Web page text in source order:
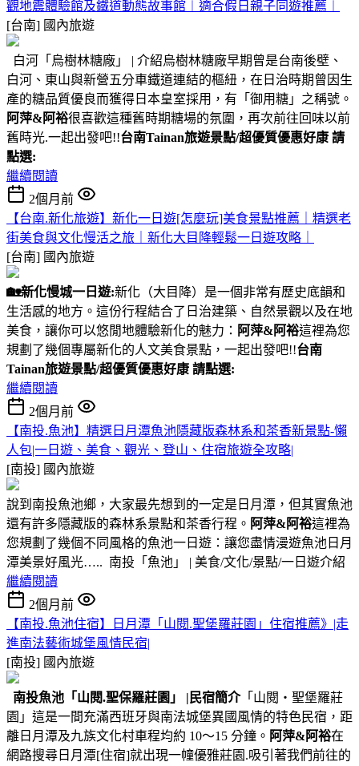
觀地震體驗館及鐵道動態故事館︱適合假日親子同遊推薦︱
[台南] 國內旅遊
白河「烏樹林糖廠」 | 介紹烏樹林糖廠早期曾是台南後壁、
白河、東山與新營五分車鐵道連結的樞紐，在日治時期曾因生
產的糖品質優良而獲得日本皇室採用，有「御用糖」之稱號。
阿萍&阿裕很喜歡這種舊時期糖場的氛圍，再次前往回味以前
舊時光.一起出發吧!!台南Tainan旅遊景點/超優質優惠好康 請
點選:
繼續閱讀
2個月前
【台南.新化旅遊】新化一日遊[怎麼玩]美食景點推薦｜精選老
街美食與文化慢活之旅｜新化大目降輕鬆一日遊攻略｜
[台南] 國內旅遊
🏡新化慢城一日遊:新化（大目降）是一個非常有歷史底韻和
生活感的地方。這份行程結合了日治建築、自然景觀以及在地
美食，讓你可以悠閒地體驗新化的魅力： 阿萍&阿裕這裡為您
規劃了幾個專屬新化的人文美食景點，一起出發吧!!台南
Tainan旅遊景點/超優質優惠好康 請點選:
繼續閱讀
2個月前
【南投.魚池】精選日月潭魚池隱藏版森林系和茶香新景點-懶
人包|一日遊、美食、觀光、登山、住宿旅遊全攻略|
[南投] 國內旅遊
說到南投魚池鄉，大家最先想到的一定是日月潭，但其實魚池
還有許多隱藏版的森林系景點和茶香行程。 阿萍&阿裕這裡為
您規劃了幾個不同風格的魚池一日遊：讓您盡情漫遊魚池日月
潭美景好風光….. 南投「魚池」 | 美食/文化/景點/一日遊介紹
繼續閱讀
2個月前
【南投.魚池住宿】日月潭「山閱.聖堡羅莊園」住宿推薦》|走
進南法藝術城堡風情民宿|
[南投] 國內旅遊
南投魚池 「山閱.聖保羅莊園」 |民宿簡介「山閱‧聖堡羅莊
園」這是一間充滿西班牙與南法城堡異國風情的特色民宿，距
離日月潭及九族文化村車程均約 10～15 分鐘。 阿萍&阿裕在
網路搜尋日月潭[住宿]就出現一幢優雅莊園.吸引著我們前往的